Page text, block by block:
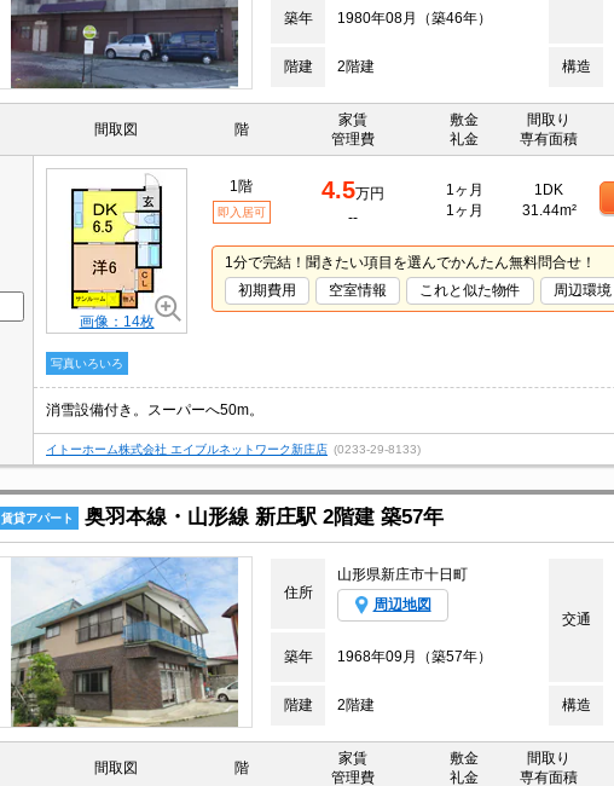
築年
1980年08月（築46年）
階建 2階建 構造
間取図 階
家賃
管理費
敷金
礼金
間取り
専有面積
画像：14枚
1階
即入居可
4.5万円
--
1ヶ月
1ヶ月
1DK
31.44m²
1分で完結！聞きたい項目を選んでかんたん無料問合せ！
初期費用
空室情報 これと似た物件 周辺環境
写真いろいろ
消雪設備付き。スーパーへ50m。
イトーホーム株式会社 エイブルネットワーク新庄店 (0233-29-8133)
賃貸アパート 奥羽本線・山形線 新庄駅 2階建 築57年
住所
山形県新庄市十日町
周辺地図
交通
築年
1968年09月（築57年）
階建 2階建 構造
間取図 階
家賃
管理費
敷金
礼金
間取り
専有面積